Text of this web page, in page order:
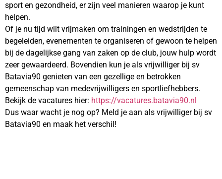
sport en gezondheid, er zijn veel manieren waarop je kunt
helpen.
Of je nu tijd wilt vrijmaken om trainingen en wedstrijden te
begeleiden, evenementen te organiseren of gewoon te helpen
bij de dagelijkse gang van zaken op de club, jouw hulp wordt
zeer gewaardeerd. Bovendien kun je als vrijwilliger bij sv
Batavia90 genieten van een gezellige en betrokken
gemeenschap van medevrijwilligers en sportliefhebbers.
Bekijk de vacatures hier: https://vacatures.batavia90.nl
Dus waar wacht je nog op? Meld je aan als vrijwilliger bij sv
Batavia90 en maak het verschil!